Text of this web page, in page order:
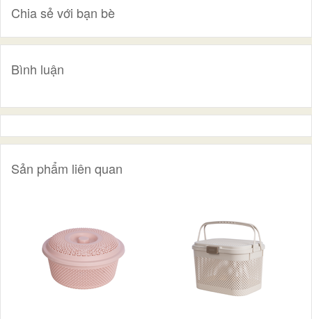
Chia sẻ với bạn bè
Bình luận
Sản phẩm liên quan